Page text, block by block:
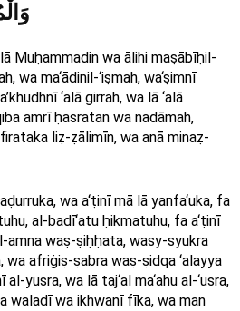
Muḥammadin wa ālihi maṣābīḥil-
wa ma‘ādinil-‘iṣmah, wa‘ṣimnī
‘alā girrah, wa lā ‘alā
amrī ḥasratan wa nadāmah,
liẓ-ẓālimīn, wa anā minaẓ-
wa a‘ṭinī mā lā yanfa‘uka, fa
al-badī‘atu ḥikmatuhu, fa a‘ṭinī
amna waṣ-ṣiḥḥata, wasy-syukra
afriġiṣ-ṣabra waṣ-ṣidqa ‘alayya
al-yusra, wa lā taj‘al ma‘ahu al-‘usra,
waladī wa ikhwanī fīka, wa man